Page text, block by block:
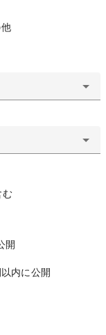
む
開
内に公開